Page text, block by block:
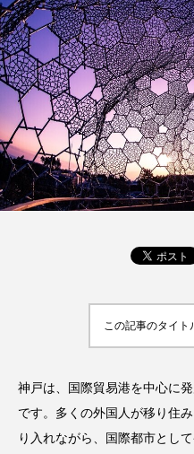
この記事のタイ
神戸は、国際貿易港を中心に
です。多くの外国人が移り住
り入れながら、国際都市とし